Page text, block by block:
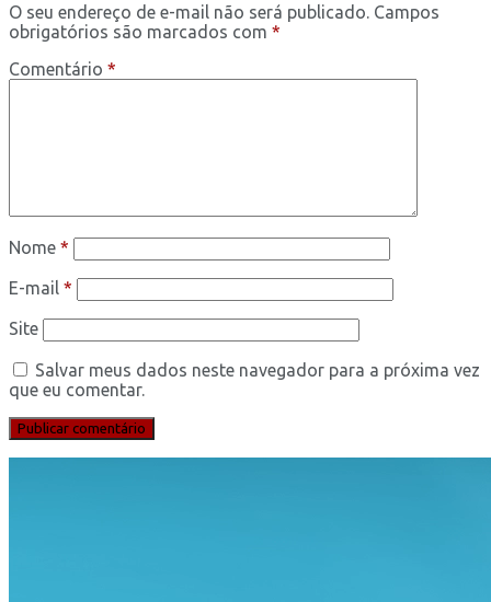
O seu endereço de e-mail não será publicado. Campos
obrigatórios são marcados com *
Comentário *
Nome *
E-mail *
Site
Salvar meus dados neste navegador para a próxima vez
que eu comentar.